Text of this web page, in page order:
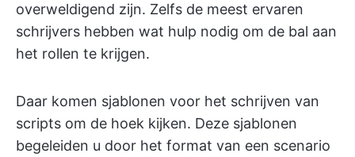
overweldigend zijn. Zelfs de meest ervaren
schrijvers hebben wat hulp nodig om de bal aan
het rollen te krijgen.
Daar komen sjablonen voor het schrijven van
scripts om de hoek kijken. Deze sjablonen
begeleiden u door het format van een scenario